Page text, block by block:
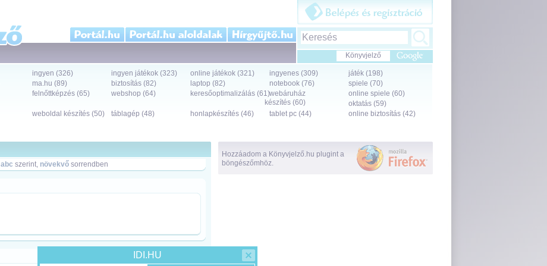
ingyen (326) ingyen játékok (323) online játékok (321) ingyenes (309)
játék (198)
ma.hu (89) biztosítás (82) laptop (82) notebook (76)
spiele (70)
felnőttképzés (65) webshop (64) keresőoptimalizálás (61)webáruház
készítés (60)
online spiele (60)
oktatás (59)
weboldal készítés (50) táblagép (48) honlapkészítés (46) tablet pc (44)
online biztosítás (42)
Könyvjelző
abc szerint, növekvősorrendben
Hozzáadom a Könyvjelző.hu plugint a
böngészőmhöz.
IDI.HU